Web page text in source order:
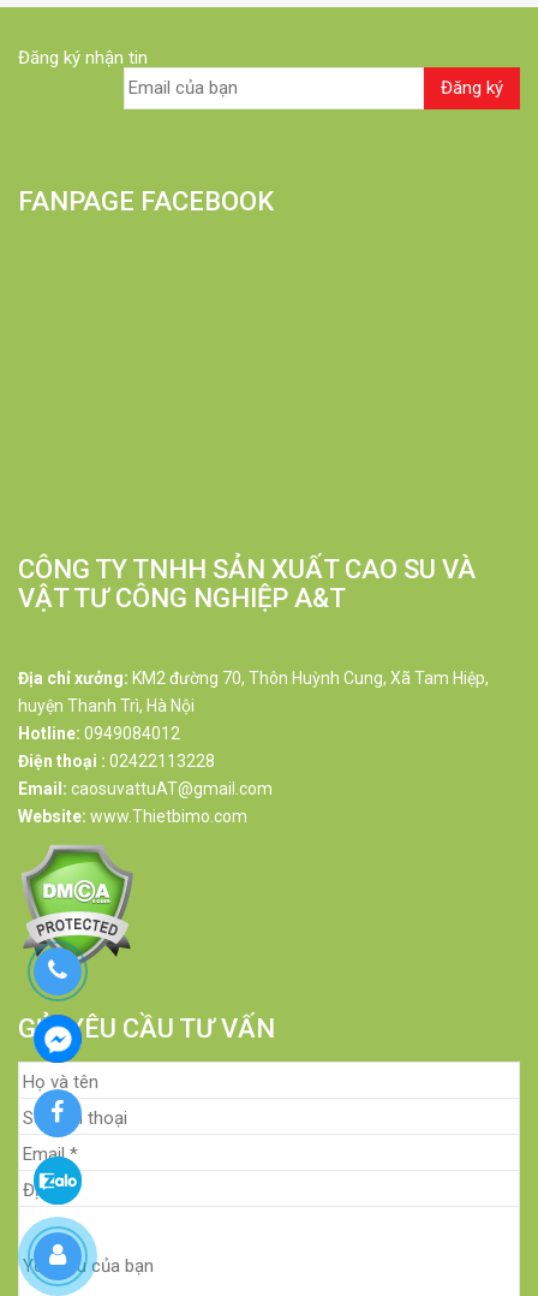
Đăng ký nhận tin
FANPAGE FACEBOOK
CÔNG TY TNHH SẢN XUẤT CAO SU VÀ
VẬT TƯ CÔNG NGHIỆP A&T
Địa chỉ xưởng: KM2 đường 70, Thôn Huỳnh Cung, Xã Tam Hiệp,
huyện Thanh Trì, Hà Nội
Hotline: 0949084012
Điện thoại : 02422113228
Email: caosuvattuAT@gmail.com
Website: www.Thietbimo.com
GỬI YÊU CẦU TƯ VẤN